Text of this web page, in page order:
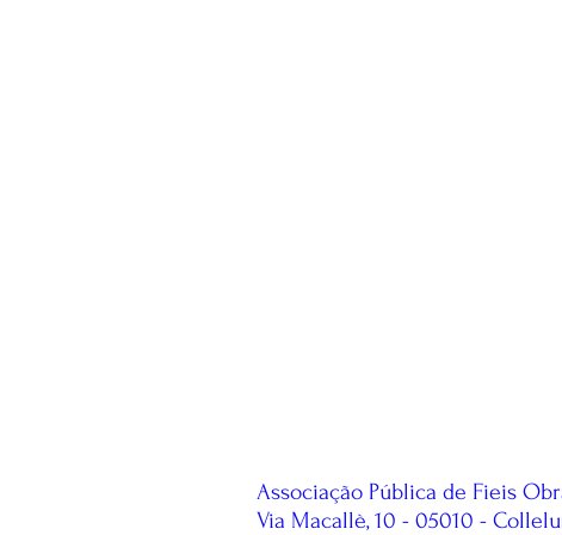
Associação Pública de Fieis
Via Macallè, 10 - 05010 -